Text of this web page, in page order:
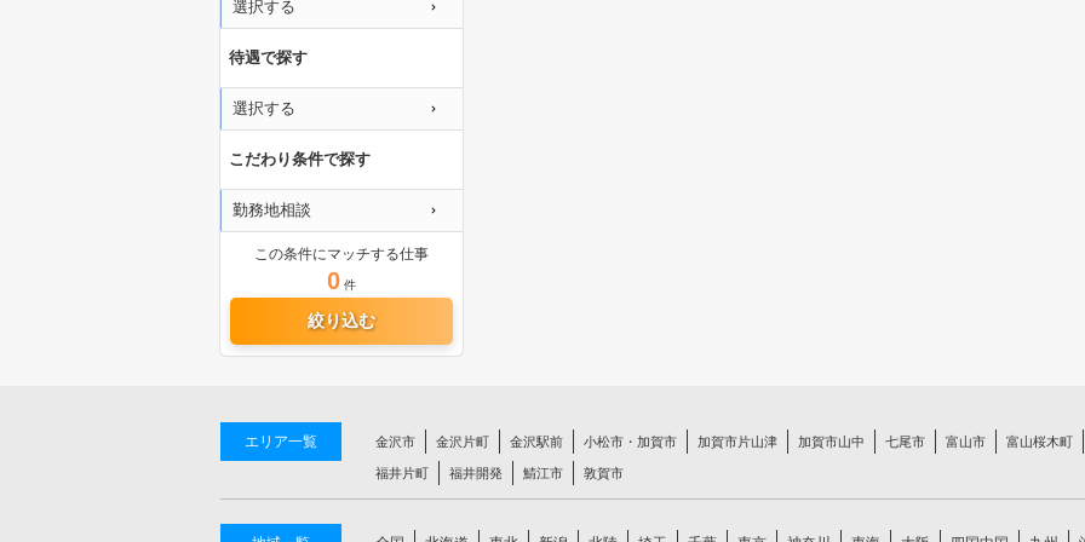
選択する
待遇で探す
選択する
こだわり条件で探す
勤務地相談
この条件にマッチする仕事
0 件
絞り込む
エリア一覧 金沢市 金沢片町 金沢駅前 小松市・加賀市 加賀市片山津 加賀市山中 七尾市 富山市 富山桜木町
福井片町 福井開発 鯖江市 敦賀市